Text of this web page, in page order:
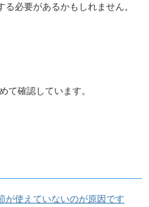
必要があるかもしれません。
て確認しています。
が使えていないのが原因です